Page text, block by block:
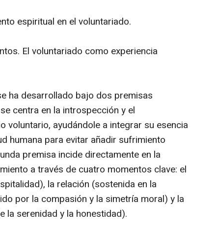
espiritual en el voluntariado.
El voluntariado como experiencia
ha desarrollado bajo dos premisas
centra en la introspección y el
voluntario, ayudándole a integrar su esencia
humana para evitar añadir sufrimiento
premisa incide directamente en la
a través de cuatro momentos clave: el
la relación (sostenida en la
por la compasión y la simetría moral) y la
la serenidad y la honestidad).